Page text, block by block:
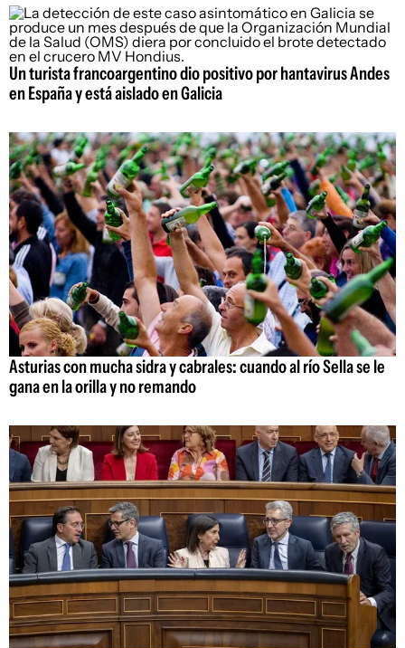
Un turista francoargentino dio positivo por hantavirus Andes
en España y está aislado en Galicia
Asturias con mucha sidra y cabrales: cuando al río Sella se le
gana en la orilla y no remando